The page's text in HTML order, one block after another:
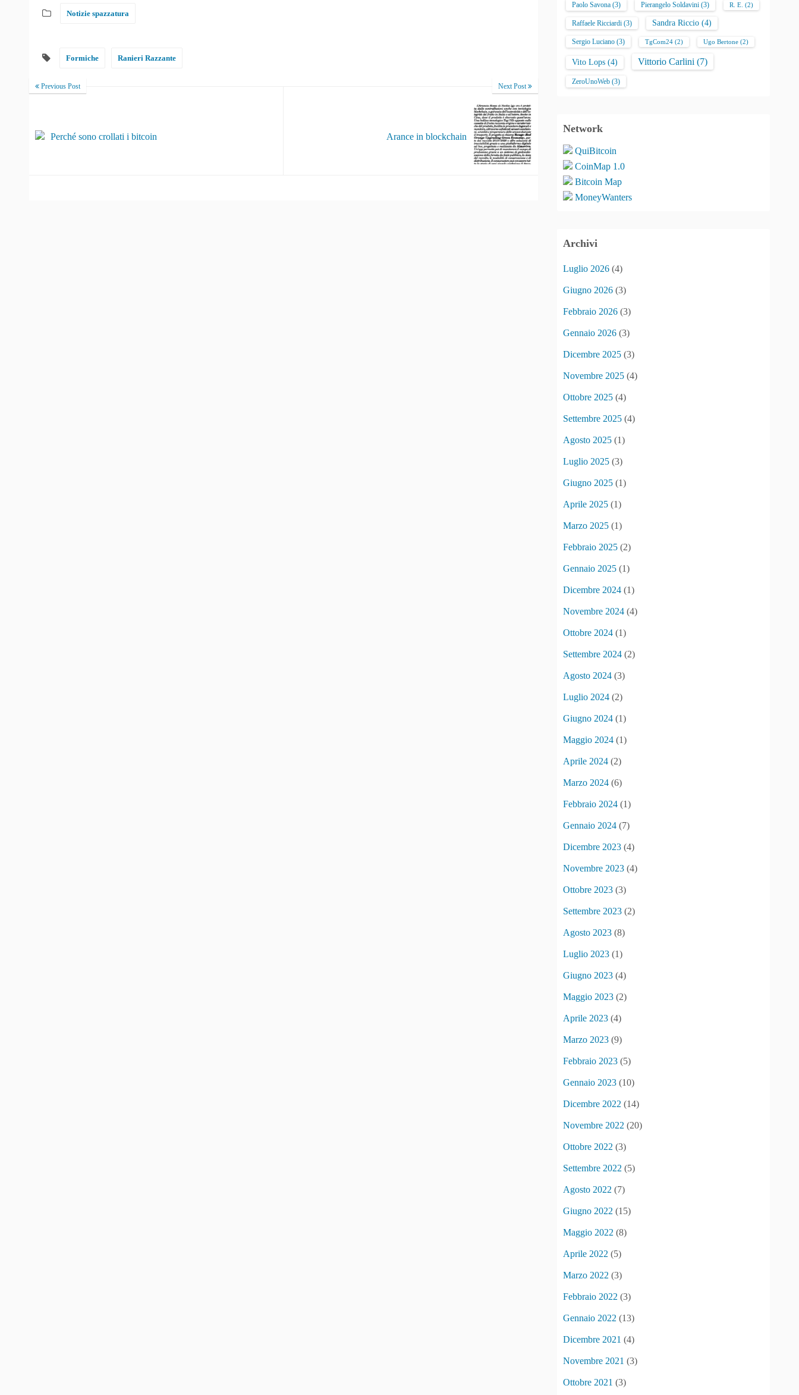
Notizie spazzatura
Formiche Ranieri Razzante
Previous Post
Perché sono crollati i bitcoin
Next Post
Arance in blockchain
Paolo Savona (3) Pierangelo Soldavini (3) R. E. (2)
Raffaele Ricciardi (3) Sandra Riccio (4)
Sergio Luciano (3) TgCom24 (2) Ugo Bertone (2)
Vito Lops (4) Vittorio Carlini (7)
ZeroUnoWeb (3)
Network
QuiBitcoin
CoinMap 1.0
Bitcoin Map
MoneyWanters
Archivi
Luglio 2026 (4)
Giugno 2026 (3)
Febbraio 2026 (3)
Gennaio 2026 (3)
Dicembre 2025 (3)
Novembre 2025 (4)
Ottobre 2025 (4)
Settembre 2025 (4)
Agosto 2025 (1)
Luglio 2025 (3)
Giugno 2025 (1)
Aprile 2025 (1)
Marzo 2025 (1)
Febbraio 2025 (2)
Gennaio 2025 (1)
Dicembre 2024 (1)
Novembre 2024 (4)
Ottobre 2024 (1)
Settembre 2024 (2)
Agosto 2024 (3)
Luglio 2024 (2)
Giugno 2024 (1)
Maggio 2024 (1)
Aprile 2024 (2)
Marzo 2024 (6)
Febbraio 2024 (1)
Gennaio 2024 (7)
Dicembre 2023 (4)
Novembre 2023 (4)
Ottobre 2023 (3)
Settembre 2023 (2)
Agosto 2023 (8)
Luglio 2023 (1)
Giugno 2023 (4)
Maggio 2023 (2)
Aprile 2023 (4)
Marzo 2023 (9)
Febbraio 2023 (5)
Gennaio 2023 (10)
Dicembre 2022 (14)
Novembre 2022 (20)
Ottobre 2022 (3)
Settembre 2022 (5)
Agosto 2022 (7)
Giugno 2022 (15)
Maggio 2022 (8)
Aprile 2022 (5)
Marzo 2022 (3)
Febbraio 2022 (3)
Gennaio 2022 (13)
Dicembre 2021 (4)
Novembre 2021 (3)
Ottobre 2021 (3)